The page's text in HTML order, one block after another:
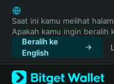
English
日本語
Tiếng Việt
Русский
Español (Latinoamérica)
Türkçe
Saat ini kamu melihat
Apakah kamu ingin beralih
Beralih ke
English